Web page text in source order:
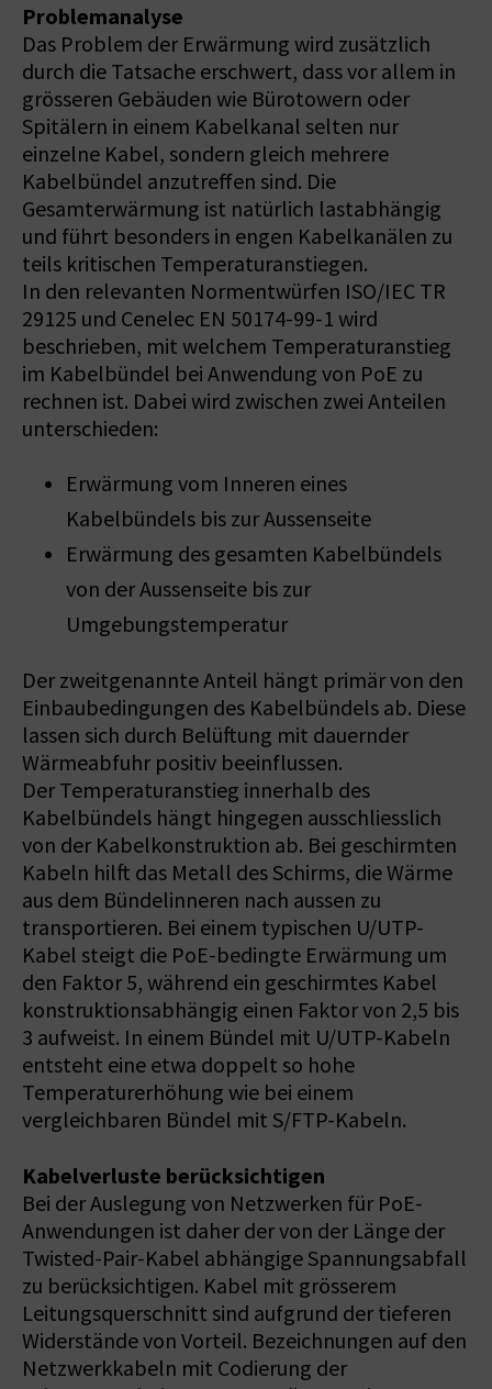
Problemanalyse
Das Problem der Erwärmung wird zusätzlich
durch die Tatsache erschwert, dass vor allem in
grösseren Gebäuden wie Bürotowern oder
Spitälern in einem Kabelkanal selten nur
einzelne Kabel, sondern gleich mehrere
Kabelbündel anzutreffen sind. Die
Gesamterwärmung ist natürlich lastabhängig
und führt besonders in engen Kabelkanälen zu
teils kritischen Temperaturanstiegen.
In den relevanten Normentwürfen ISO/IEC TR
29125 und Cenelec EN 50174-99-1 wird
beschrieben, mit welchem Temperaturanstieg
im Kabelbündel bei Anwendung von PoE zu
rechnen ist. Dabei wird zwischen zwei Anteilen
unterschieden:
Erwärmung vom Inneren eines
Kabelbündels bis zur Aussenseite
Erwärmung des gesamten Kabelbündels
von der Aussenseite bis zur
Umgebungstemperatur
Der zweitgenannte Anteil hängt primär von den
Einbaubedingungen des Kabelbündels ab. Diese
lassen sich durch Belüftung mit dauernder
Wärmeabfuhr positiv beeinflussen.
Der Temperaturanstieg innerhalb des
Kabelbündels hängt hingegen ausschliesslich
von der Kabelkonstruktion ab. Bei geschirmten
Kabeln hilft das Metall des Schirms, die Wärme
aus dem Bündelinneren nach aussen zu
transportieren. Bei einem typischen U/UTP-
Kabel steigt die PoE-bedingte Erwärmung um
den Faktor 5, während ein geschirmtes Kabel
konstruktionsabhängig einen Faktor von 2,5 bis
3 aufweist. In einem Bündel mit U/UTP-Kabeln
entsteht eine etwa doppelt so hohe
Temperaturerhöhung wie bei einem
vergleichbaren Bündel mit S/FTP-Kabeln.
Kabelverluste berücksichtigen
Bei der Auslegung von Netzwerken für PoE-
Anwendungen ist daher der von der Länge der
Twisted-Pair-Kabel abhängige Spannungsabfall
zu berücksichtigen. Kabel mit grösserem
Leitungsquerschnitt sind aufgrund der tieferen
Widerstände von Vorteil. Bezeichnungen auf den
Netzwerkkabeln mit Codierung der